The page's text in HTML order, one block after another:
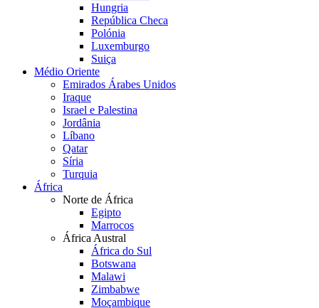
Hungria
República Checa
Polónia
Luxemburgo
Suiça
Médio Oriente
Emirados Árabes Unidos
Iraque
Israel e Palestina
Jordânia
Líbano
Qatar
Síria
Turquia
África
Norte de África
Egipto
Marrocos
África Austral
África do Sul
Botswana
Malawi
Zimbabwe
Moçambique